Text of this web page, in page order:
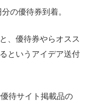
の優待券到着。
、優待券やらオスス
というアイデア送付
待サイト掲載品の